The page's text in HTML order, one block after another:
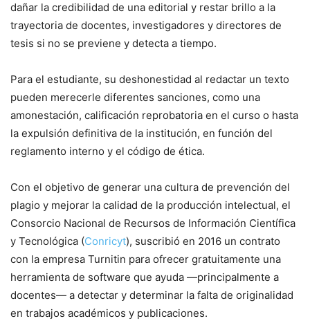
dañar la credibilidad de una editorial y restar brillo a la
trayectoria de docentes, investigadores y directores de
tesis si no se previene y detecta a tiempo.
Para el estudiante, su deshonestidad al redactar un texto
pueden merecerle diferentes sanciones, como una
amonestación, calificación reprobatoria en el curso o hasta
la expulsión definitiva de la institución, en función del
reglamento interno y el código de ética.
Con el objetivo de generar una cultura de prevención del
plagio y mejorar la calidad de la producción intelectual, el
Consorcio Nacional de Recursos de Información Científica
y Tecnológica (Conricyt), suscribió en 2016 un contrato
con la empresa Turnitin para ofrecer gratuitamente una
herramienta de software que ayuda —principalmente a
docentes— a detectar y determinar la falta de originalidad
en trabajos académicos y publicaciones.